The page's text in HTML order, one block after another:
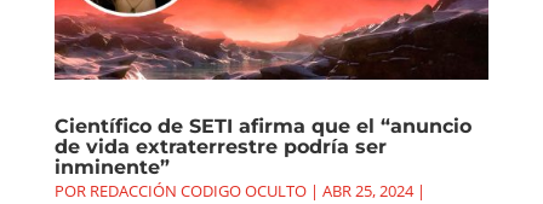
Científico de SETI afirma que el “anuncio
de vida extraterrestre podría ser
inminente”
POR REDACCIÓN CODIGO OCULTO| ABR 25, 2024|